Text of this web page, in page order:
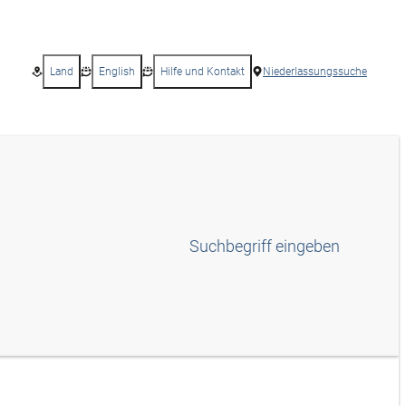
Land English Hilfe und Kontakt Niederlassungssuche